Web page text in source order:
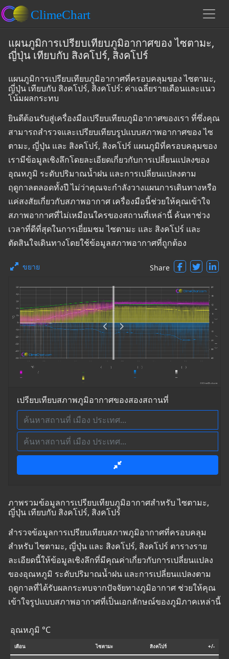
แผนภูมิการเปรียบเทียบภูมิอากาศของ ไซตามะ,
ญี่ปุ่น เทียบกับ สิงคโปร์, สิงคโปร์
แผนภูมิการเปรียบเทียบภูมิอากาศที่ครอบคลุมของ ไซตามะ,
ญี่ปุ่น เทียบกับ สิงคโปร์, สิงคโปร์: ค่าเฉลี่ยรายเดือนและแนว
โน้มผลกระทบ
ยินดีต้อนรับสู่เครื่องมือเปรียบเทียบภูมิอากาศของเรา ที่ซึ่งคุณ
สามารถสำรวจและเปรียบเทียบรูปแบบสภาพอากาศของ ไซ
ตามะ, ญี่ปุ่น และ สิงคโปร์, สิงคโปร์ แผนภูมิที่ครอบคลุมของ
เรามีข้อมูลเชิงลึกโดยละเอียดเกี่ยวกับการเปลี่ยนแปลงของ
อุณหภูมิ ระดับปริมาณน้ำฝน และการเปลี่ยนแปลงตาม
ฤดูกาลตลอดทั้งปี ไม่ว่าคุณจะกำลังวางแผนการเดินทางหรือ
แค่สงสัยเกี่ยวกับสภาพอากาศ เครื่องมือนี้ช่วยให้คุณเข้าใจ
สภาพอากาศที่ไม่เหมือนใครของสถานที่เหล่านี้ ค้นหาช่วง
เวลาที่ดีที่สุดในการเยี่ยมชม ไซตามะ และ สิงคโปร์ และ
ตัดสินใจเดินทางโดยใช้ข้อมูลสภาพอากาศที่ถูกต้อง
ขยาย Share
เปรียบเทียบสภาพภูมิอากาศของสองสถานที่
ภาพรวมข้อมูลการเปรียบเทียบภูมิอากาศสำหรับ ไซตามะ,
ญี่ปุ่น เทียบกับ สิงคโปร์, สิงคโปร์
สำรวจข้อมูลการเปรียบเทียบสภาพภูมิอากาศที่ครอบคลุม
สำหรับ ไซตามะ, ญี่ปุ่น และ สิงคโปร์, สิงคโปร์ ตารางราย
ละเอียดนี้ให้ข้อมูลเชิงลึกที่มีคุณค่าเกี่ยวกับการเปลี่ยนแปลง
ของอุณหภูมิ ระดับปริมาณน้ำฝน และการเปลี่ยนแปลงตาม
ฤดูกาลที่ได้รับผลกระทบจากปัจจัยทางภูมิอากาศ ช่วยให้คุณ
เข้าใจรูปแบบสภาพอากาศที่เป็นเอกลักษณ์ของภูมิภาคเหล่านี้
อุณหภูมิ °C
เดือน ไซตามะ สิงคโปร์ +/-